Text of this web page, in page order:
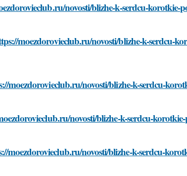
novosti/blizhe-k-serdcu-korotkie-
moezdorovieclub.ru/novosti/blizhe-k-serdcu-
moezdorovieclub.ru/novosti/blizhe-k-serdcu-
novosti/blizhe-k-serdcu-
moezdorovieclub.ru/novosti/blizhe-k-serdcu-